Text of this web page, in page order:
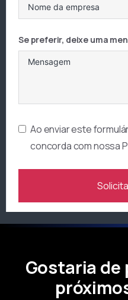
Se preferir, deixe uma
Ao enviar este
concorda com nossa
Gostaria